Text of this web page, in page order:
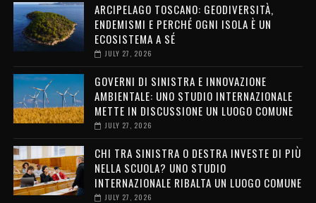
ARCIPELAGO TOSCANO: GEODIVERSITÀ,
ENDEMISMI E PERCHÉ OGNI ISOLA È UN
ECOSISTEMA A SÉ
JULY 27, 2026
GOVERNI DI SINISTRA E INNOVAZIONE
AMBIENTALE: UNO STUDIO INTERNAZIONALE
METTE IN DISCUSSIONE UN LUOGO COMUNE
JULY 27, 2026
CHI TRA SINISTRA O DESTRA INVESTE DI PIÙ
NELLA SCUOLA? UNO STUDIO
INTERNAZIONALE RIBALTA UN LUOGO COMUNE
JULY 27, 2026